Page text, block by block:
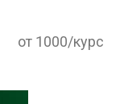
от 1000/курс